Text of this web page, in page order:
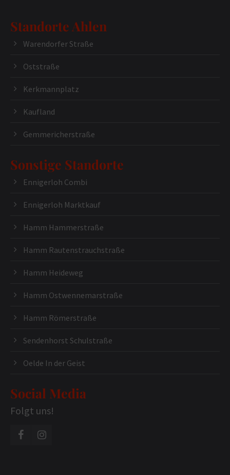
Standorte Ahlen
Warendorfer Straße
Oststraße
Kerkmannplatz
Kaufland
Gemmericherstraße
Sonstige Standorte
Ennigerloh Combi
Ennigerloh Marktkauf
Hamm Hammerstraße
Hamm Rautenstrauchstraße
Hamm Heideweg
Hamm Ostwennemarstraße
Hamm Römerstraße
Sendenhorst Schulstraße
Oelde In der Geist
Social Media
Folgt uns!